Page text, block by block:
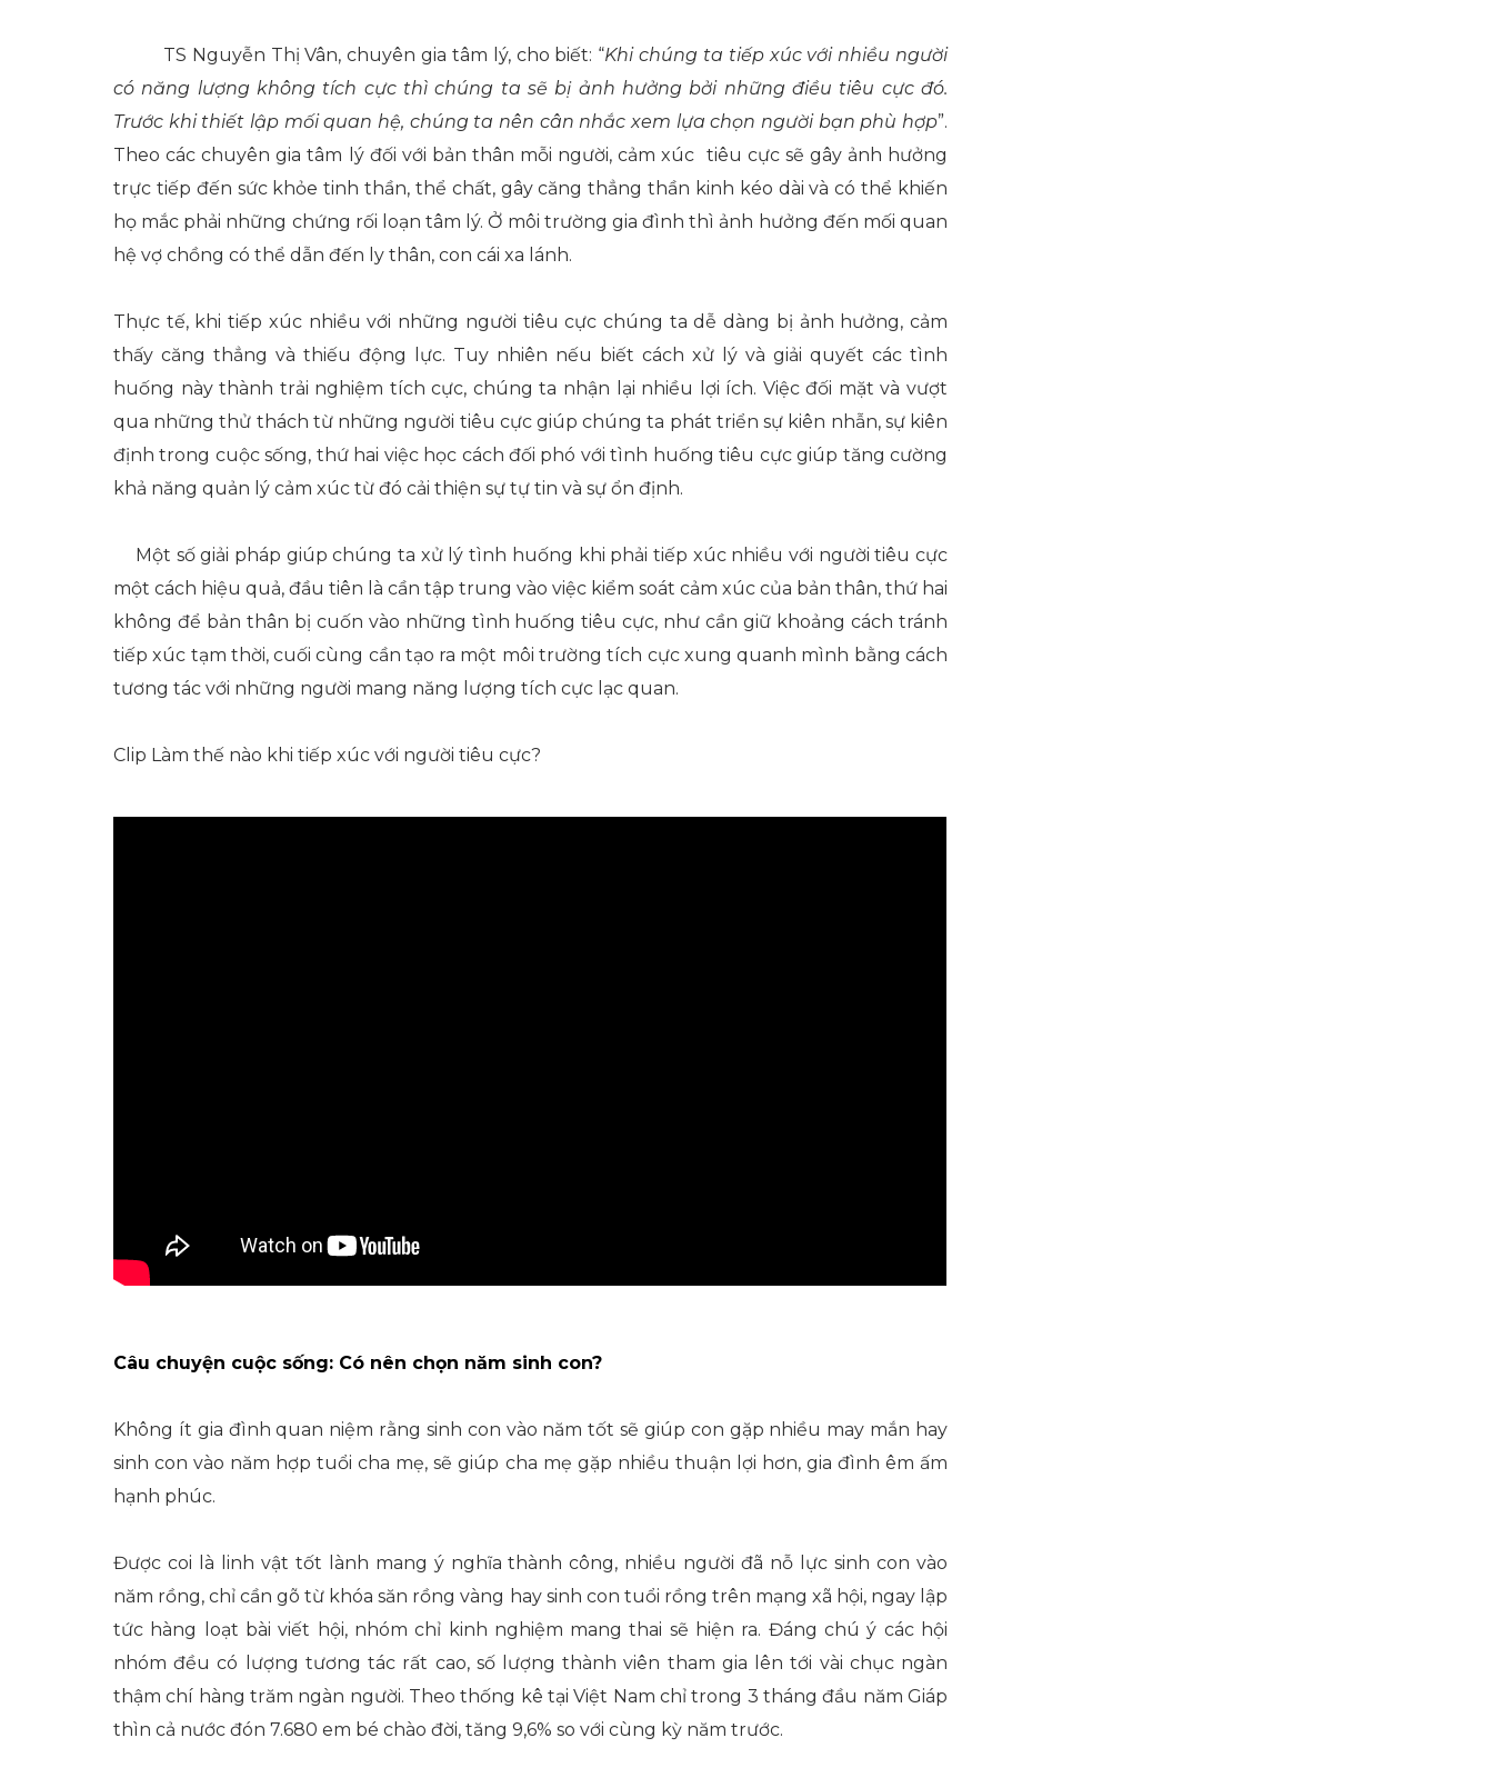
TS Nguyễn Thị Vân, chuyên gia tâm lý, cho biết: “Khi chúng ta tiếp xúc với nhiều người
có năng lượng không tích cực thì chúng ta sẽ bị ảnhhưởng bởi những điều tiêu cực đó.
Trước khi thiết lập mối quan hệ, chúng ta nên cân nhắc xem lựa chọn người bạn phù hợp”.
Theo các chuyên gia tâm lý đối với bản thân mỗi người, cảm xúc tiêu cực sẽ gây ảnh hưởng
trực tiếp đến sức khỏe tinh thần, thể chất, gây căng thẳng thần kinh kéo dài và có thể khiến
họ mắc phải những chứng rối loạn tâm lý. Ở môi trường gia đình thì ảnh hưởng đến mối quan
hệ vợ chồng có thể dẫn đến ly thân, con cái xa lánh.
Thực tế, khi tiếp xúc nhiều với những người tiêu cực chúng ta dễ dàng bị ảnh hưởng, cảm
thấy căng thẳng và thiếu động lực. Tuy nhiên nếu biết cách xử lý và giải quyết các tình
huống này thành trải nghiệm tích cực, chúng ta nhận lại nhiều lợi ích. Việc đối mặt và vượt
qua những thử thách từ những người tiêu cực giúp chúng ta phát triển sự kiên nhẫn, sự kiên
định trong cuộc sống, thứ hai việc học cách đối phó với tình huống tiêu cực giúp tăng cường
khả năng quản lý cảm xúc từ đó cải thiện sự tự tin và sự ổn định.
Một số giải pháp giúp chúng ta xử lý tình huống khi phải tiếp xúc nhiều với người tiêu cực
một cách hiệu quả, đầu tiên là cần tập trung vào việc kiểm soát cảm xúc của bản thân, thứ hai
không để bản thân bị cuốn vào những tình huống tiêu cực, như cần giữ khoảng cách tránh
tiếp xúc tạm thời, cuối cùng cần tạo ra một môi trường tích cực xung quanh mình bằng cách
tương tác với những người mang năng lượng tích cực lạc quan.
Clip Làm thế nào khi tiếp xúc với người tiêu cực?
Câu chuyện cuộc sống: Có nên chọn năm sinh con?
Không ít gia đình quan niệm rằng sinh con vào năm tốt sẽ giúp con gặp nhiều may mắn hay
sinh con vào năm hợp tuổi cha mẹ, sẽ giúp cha mẹ gặp nhiều thuận lợi hơn, gia đình êm ấm
hạnh phúc.
Được coi là linh vật tốt lành mang ý nghĩa thành công, nhiều người đã nỗ lực sinh con vào
năm rồng, chỉ cần gõ từ khóa săn rồng vàng hay sinh con tuổi rồng trên mạng xã hội, ngay lập
tức hàng loạt bài viết hội, nhóm chỉ kinh nghiệm mang thai sẽ hiện ra. Đáng chú ý các hội
nhóm đều có lượng tương tác rất cao, số lượng thành viên tham gia lên tới vài chục ngàn
thậm chí hàng trăm ngàn người. Theo thống kê tại Việt Nam chỉ trong 3 tháng đầu năm Giáp
thìn cả nước đón 7.680 em bé chào đời, tăng 9,6% so với cùng kỳ năm trước.